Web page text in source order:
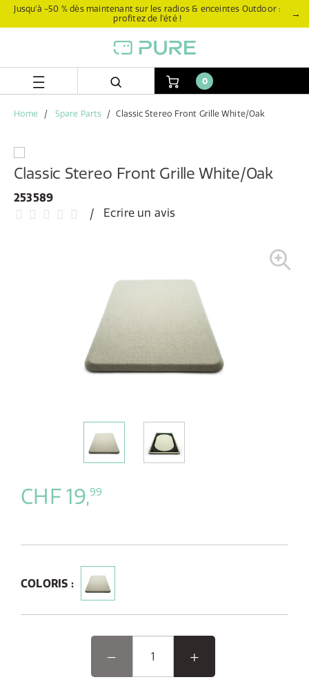
Aller
AllerJusqu’à -50 % dès maintenant sur les radios & enceintes Outdoor :
profitez de l’été !
→
0
Home Spare Parts Classic Stereo Front Grille White/Oak
Classic Stereo Front Grille White/Oak
253589
Ecrire un avis
CHF 19,99
COLORIS :